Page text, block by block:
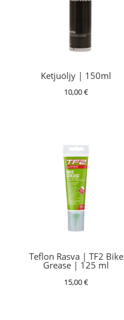
Ketjuöljy | 150ml
10,00€
Teflon Rasva | TF2 Bike
Grease | 125 ml
15,00€